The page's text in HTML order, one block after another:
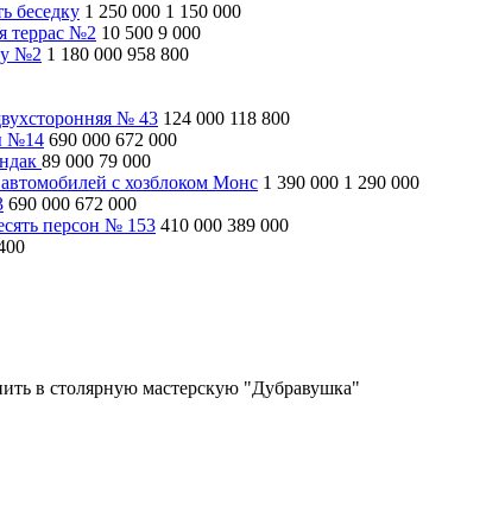
беседку 1 250 000 1 150 000
террас №2 10 500 9 000
№2 1 180 000 958 800
№ 43 124 000 118 800
№14 690 000 672 000
89 000 79 000
с хозблоком Монс 1 390 000 1 290 000
690 000 672 000
персон № 153 410 000 389 000
в столярную мастерскую "Дубравушка"